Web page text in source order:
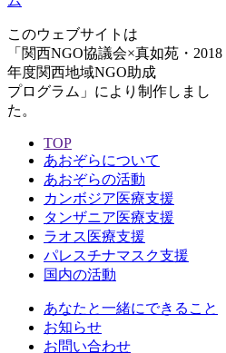
このウェブサイトは
「関西NGO協議会×真如苑・2018
年度関西地域NGO助成
プログラム」により制作しまし
た。
TOP
あおぞらについて
あおぞらの活動
カンボジア医療支援
タンザニア医療支援
ラオス医療支援
パレスチナマスク支援
国内の活動
あなたと一緒にできること
お知らせ
お問い合わせ